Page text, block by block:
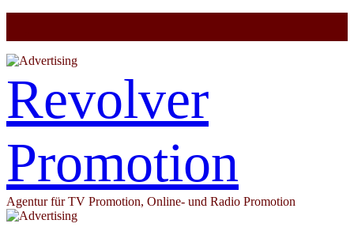
Revolver
Promotion
Agentur für TV Promotion, Online- und Radio Promotion